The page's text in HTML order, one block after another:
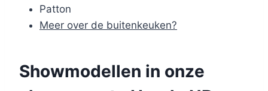
Patton
Meer over de buitenkeuken?
Showmodellen in onze